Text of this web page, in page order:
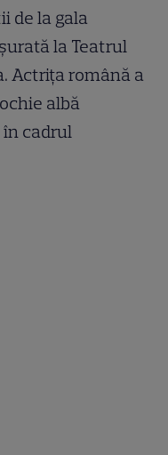
de la gala
la Teatrul
Actrița română a
albă
cadrul